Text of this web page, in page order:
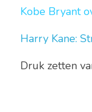
Kobe Bryant
Harry Kane:
Druk zetten